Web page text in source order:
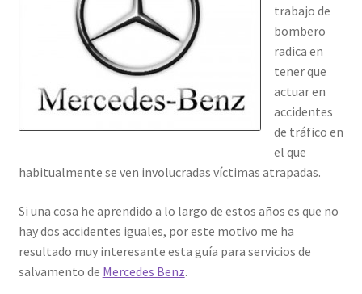
trabajo de
bombero
radica en
tener que
actuar en
accidentes
de tráfico en
el que
habitualmente se ven involucradas víctimas atrapadas.
Si una cosa he aprendido a lo largo de estos años es que no
hay dos accidentes iguales, por este motivo me ha
resultado muy interesante esta guía para servicios de
salvamento de Mercedes Benz.